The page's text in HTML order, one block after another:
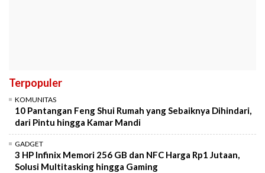
Terpopuler
KOMUNITAS
10 Pantangan Feng Shui Rumah yang Sebaiknya Dihindari,
dari Pintu hingga Kamar Mandi
GADGET
3 HP Infinix Memori 256 GB dan NFC Harga Rp1 Jutaan,
Solusi Multitasking hingga Gaming